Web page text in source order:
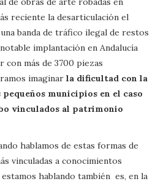
reciente la desarticulación el
banda de tráfico ilegal de restos
implantación en Andalucía
con más de 3700 piezas
imaginar la dificultad con la
municipios en el caso
vinculados al patrimonio
hablamos de estas formas de
vinculadas a conocimientos
hablando también es, en la